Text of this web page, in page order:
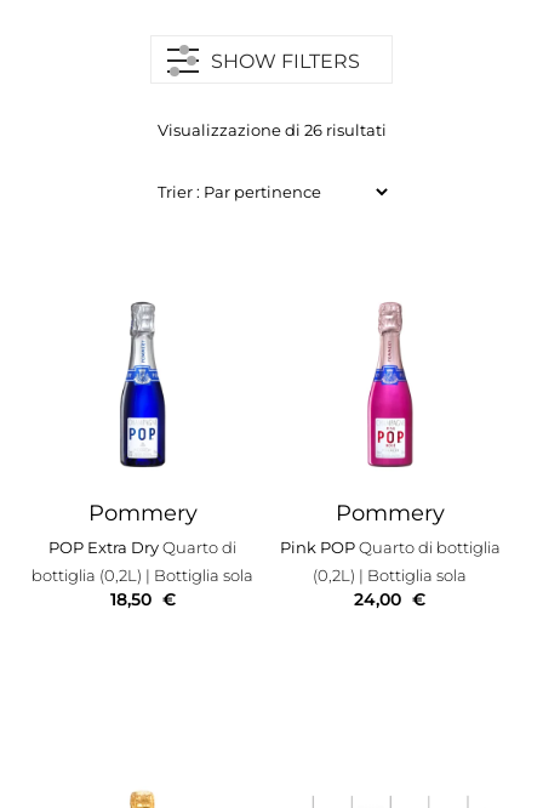
SHOW FILTERS
Visualizzazione di 26 risultati
Pommery
POP Extra DryQuarto di
bottiglia (0,2L) | Bottiglia sola
18,50 €
Pommery
Pink POPQuarto di bottiglia
(0,2L) | Bottiglia sola
24,00 €